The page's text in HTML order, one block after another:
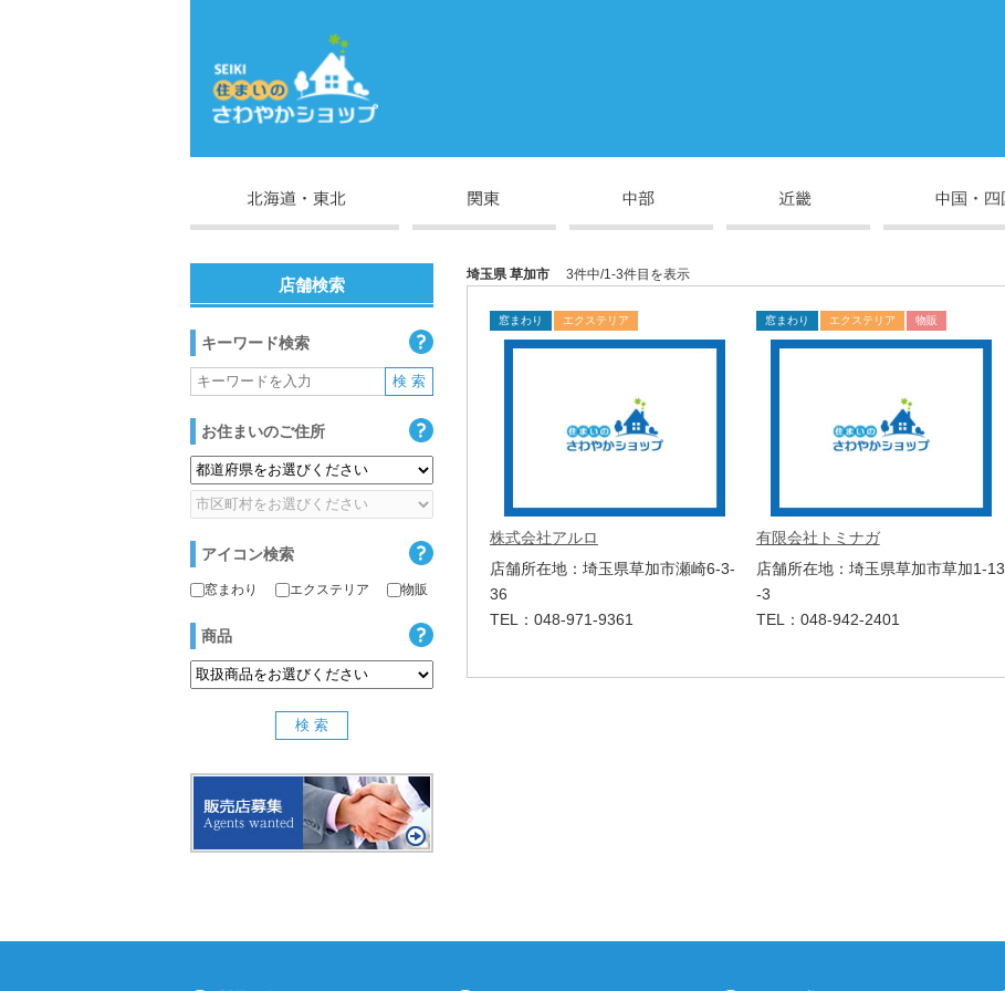
埼玉県 草加市 3件中/1-3件目を表示
窓まわり エクステリア
株式会社アルロ
店舗所在地：埼玉県草加市瀬崎6-3-
36
TEL：048-971-9361
窓まわり エクステリア 物販
有限会社トミナガ
店舗所在地：埼玉県草加市草加1-13
-3
TEL：048-942-2401
店舗検索
キーワード検索
お住まいのご住所
アイコン検索
窓まわり エクステリア 物販
商品